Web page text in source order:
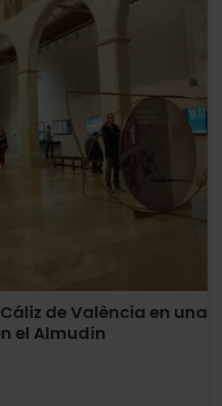
de València en una
el Almudín